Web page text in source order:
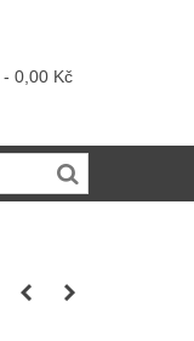
- 0,00 Kč